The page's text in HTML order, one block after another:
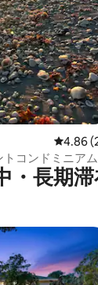
レビュ
4.86
コンドミニア
・長期